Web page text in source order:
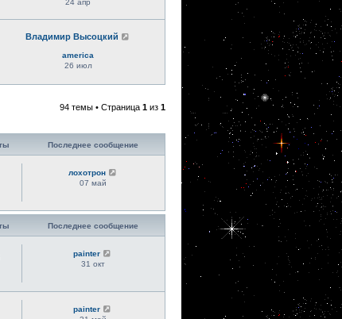
24 апр
Владимир Высоцкий
america
26 июл
94 темы • Страница 1 из 1
Последнее сообщение
лохотрон
07 май
Последнее сообщение
painter
31 окт
painter